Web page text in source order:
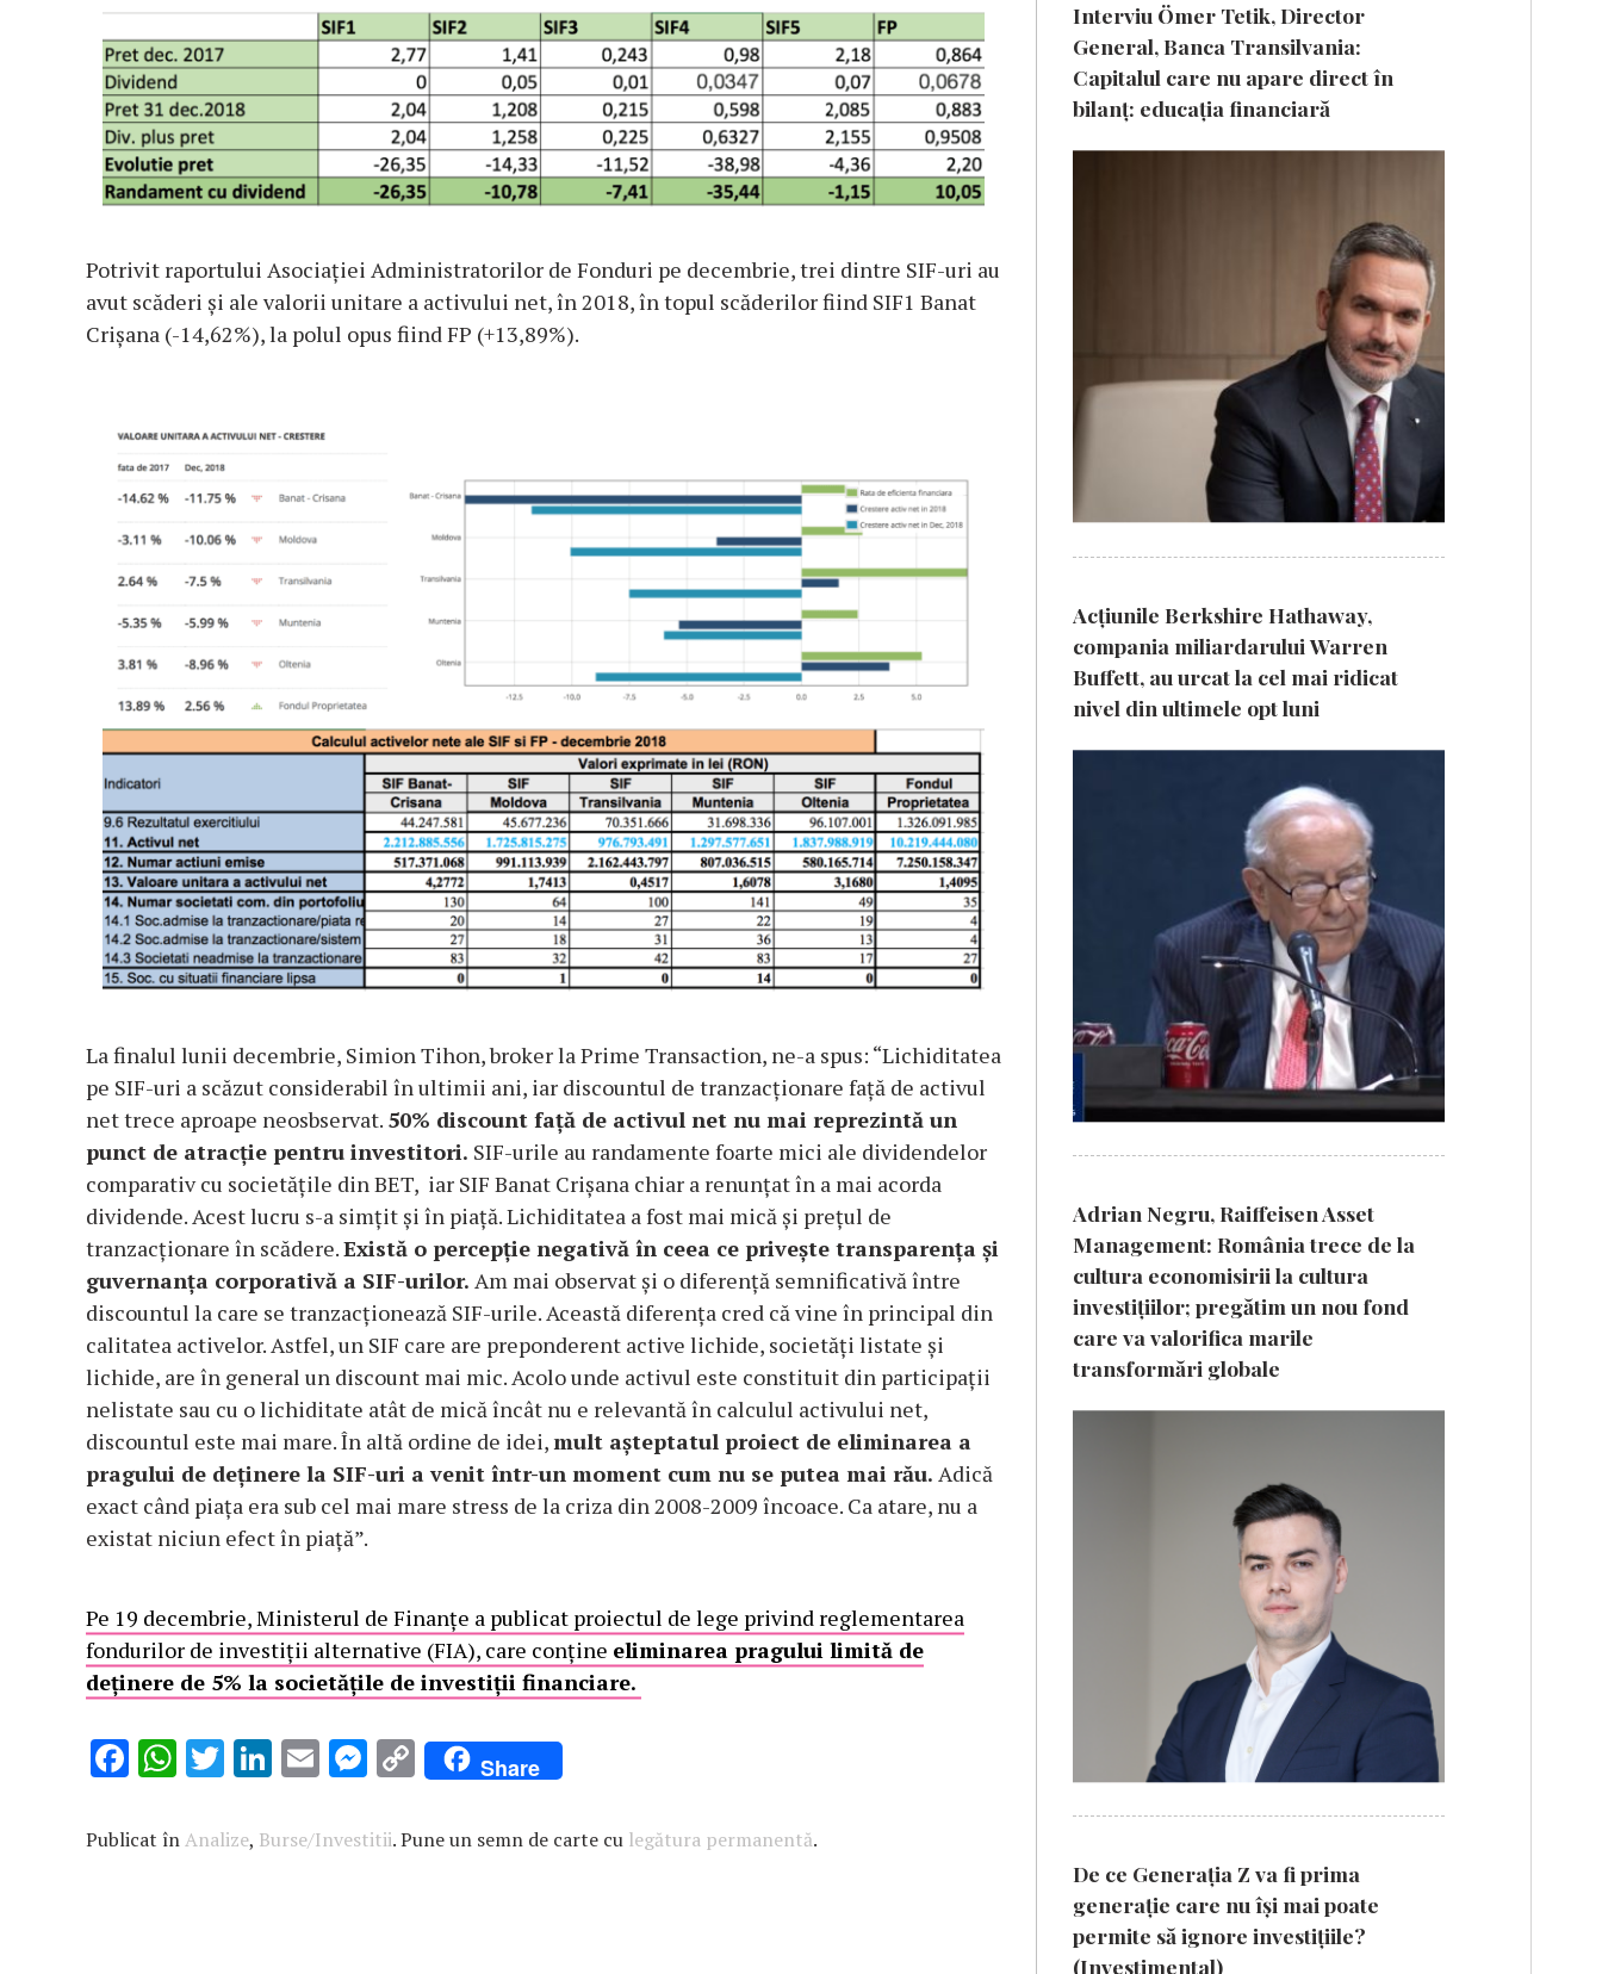
Potrivit raportului Asociației Administratorilor de Fonduri pe decembrie, trei dintre SIF-uri au
avut scăderi și ale valorii unitare a activului net, în 2018, în topul scăderilor fiind SIF1 Banat
Crișana (-14,62%), la polul opus fiind FP (+13,89%).
La finalul lunii decembrie, Simion Tihon, broker la Prime Transaction, ne-a spus: “Lichiditatea
pe SIF-uri a scăzut considerabil în ultimii ani, iar discountul de tranzacționare față de activul
net trece aproape neosbservat. 50% discount față de activul net nu mai reprezintă un
punct de atracție pentru investitori. SIF-urile au randamente foarte mici ale dividendelor
comparativ cu societățile din BET, iar SIF Banat Crișana chiar a renunțat în a mai acorda
dividende. Acest lucru s-a simțit și în piață. Lichiditatea a fost mai mică și prețul de
tranzacționare în scădere.Există o percepție negativă în ceea ce privește transparența și
guvernanța corporativă a SIF-urilor. Am mai observat și o diferență semnificativă între
discountul la care se tranzacționează SIF-urile. Această diferența cred că vine în principal din
calitatea activelor. Astfel, un SIF care are preponderent active lichide, societăți listate și
lichide, are în general un discount mai mic. Acolo unde activul este constituit din participații
nelistate sau cu o lichiditate atât de mică încât nu e relevantă în calculul activului net,
discountul este mai mare. În altă ordine de idei,mult așteptatul proiect de eliminarea a
pragului de deținere la SIF-uri a venit într-un moment cum nu se putea mai rău. Adică
exact când piața era sub cel mai mare stress de la criza din 2008-2009 încoace. Ca atare, nu a
existat niciun efect în piață”.
Pe 19 decembrie, Ministerul de Finanţe a publicat proiectul de lege privind reglementarea
fondurilor de investiţii alternative (FIA), care conține eliminarea pragului limită de
deținere de 5% la societățile de investiții financiare.
F
e
W
at
T
it
Li
k
E
ai
M
se
C
o
p
Share
Publicat înAnalize, Burse/Investitii. Pune un semn de carte cu legătura permanentă.
Interviu Ömer Tetik, Director
General, Banca Transilvania:
Capitalul care nu apare direct în
bilanț: educația financiară
Acțiunile Berkshire Hathaway,
compania miliardarului Warren
Buffett, au urcat la cel mai ridicat
nivel din ultimele opt luni
Adrian Negru, Raiffeisen Asset
Management: România trece de la
cultura economisirii la cultura
investițiilor; pregătim un nou fond
care va valorifica marile
transformări globale
De ce Generația Z va fi prima
generație care nu își mai poate
permite să ignore investițiile?
(Investimental)